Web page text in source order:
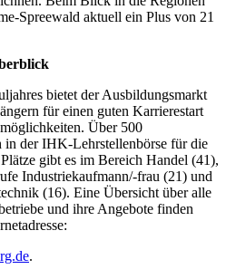
Spreewald aktuell ein Plus von 21
bietet der Ausbildungsmarkt
für einen guten Karrierestart
Über 500
in der IHK-Lehrstellenbörse für die
gibt es im Bereich Handel (41),
Industriekaufmann/-frau (21) und
(16). Eine Übersicht über alle
und ihre Angebote finden
.